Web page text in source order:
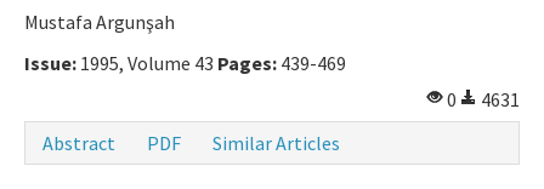
Mustafa Argunşah
Issue: 1995, Volume 43 Pages: 439-469
0
4631
Abstract
PDF Similar Articles